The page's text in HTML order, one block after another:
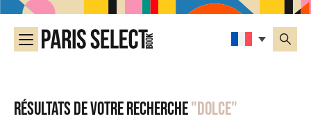
Résultats de votre recherche"dolce"